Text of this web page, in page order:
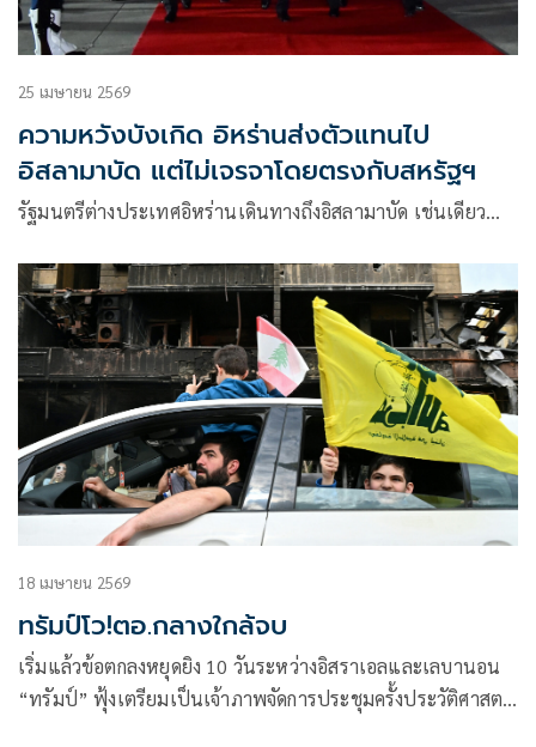
25 เมษายน 2569
ความหวังบังเกิด อิหร่านส่งตัวแทนไป
อิสลามาบัด แต่ไม่เจรจาโดยตรงกับสหรัฐฯ
รัฐมนตรีต่างประเทศอิหร่านเดินทางถึงอิสลามาบัด เช่นเดียว…
18 เมษายน 2569
ทรัมป์โว!ตอ.กลางใกล้จบ
เริ่มแล้วข้อตกลงหยุดยิง 10 วันระหว่างอิสราเอลและเลบานอน
“ทรัมป์” ฟุ้งเตรียมเป็นเจ้าภาพจัดการประชุมครั้งประวัติศาสตร์